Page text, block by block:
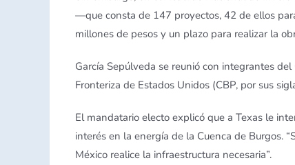
—que consta de 147 proyectos, 42 de ellos
millones de pesos y un plazo para realizar la
García Sepúlveda se reunió con integrantes
Fronteriza de Estados Unidos (CBP, por sus
El mandatario electo explicó que a Texas le
interés en la energía de la Cuenca de Burgos.
México realice la infraestructura necesaria”.